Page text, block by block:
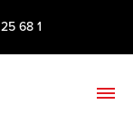
68 1